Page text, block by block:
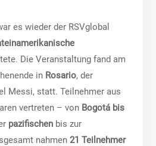
es wieder der RSVglobal
Die Veranstaltung fand am
in Rosario, der
Messi, statt. Teilnehmer aus
vertreten – von Bogotá bis
pazifischen bis zur
nahmen21 Teilnehmer